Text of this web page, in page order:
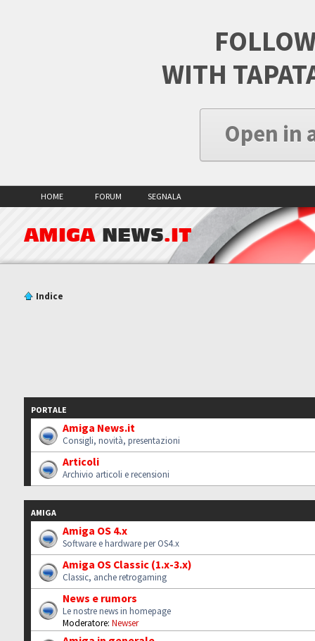
WITH
Open in
HOME FORUM SEGNALA
AMIGA NEWS.IT
Indice
PORTALE
Amiga News.it
Consigli, novità, presentazioni
Articoli
Archivio articoli e recensioni
AMIGA
Amiga OS 4.x
Software e hardware per OS4.x
Amiga OS Classic (1.x-3.x)
Classic, anche retrogaming
News e rumors
Le nostre news in homepage
Moderatore: Newser